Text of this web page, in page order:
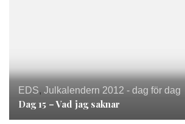
EDS, Julkalendern 2012 - dag för dag
Dag 15 – Vad jag saknar